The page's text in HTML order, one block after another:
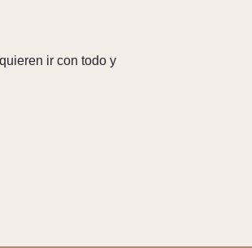
ir con todo y